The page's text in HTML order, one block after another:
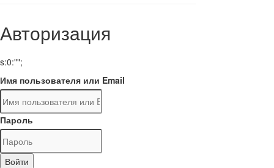
Авторизация
s:0:"";
Имя пользователя или Email
Пароль
Войти